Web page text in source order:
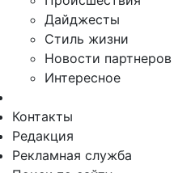
Дайджесты
Стиль жизни
Новости партнеров
Интересное
Контакты
Редакция
Рекламная служба